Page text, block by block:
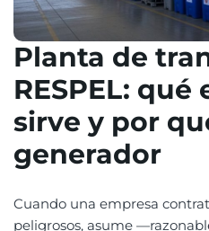
Planta de
RESPEL: qué
sirve y por
generador
Cuando una empresa
peligrosos, asume